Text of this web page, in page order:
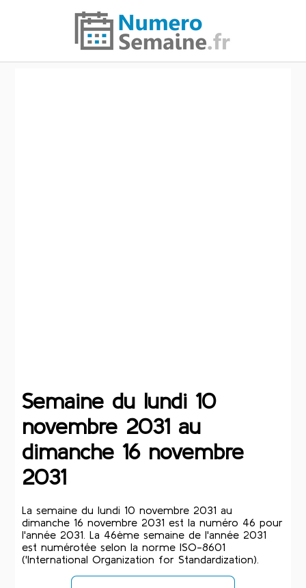
Semaine du lundi 10
novembre 2031 au
dimanche 16 novembre
2031
La semaine du lundi 10 novembre 2031 au
dimanche 16 novembre 2031 est la numéro 46 pour
l'année 2031. La 46ème semaine de l'année 2031
est numérotée selon la norme ISO-8601
('International Organization for Standardization).